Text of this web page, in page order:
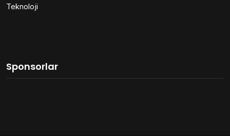
Teknoloji
Sponsorlar